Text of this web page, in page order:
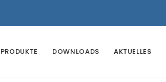
PRODUKTE DOWNLOADS AKTUELLES